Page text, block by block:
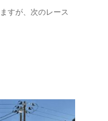
すが、次のレース